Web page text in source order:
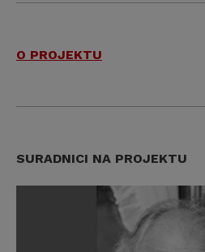
O PROJEKTU
SURADNICI NA PROJEKTU